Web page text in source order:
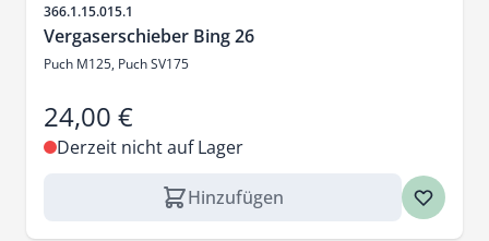
Artikelnr.
366.1.15.015.1
Vergaserschieber Bing 26
Puch M125, Puch SV175
24,00 €
Derzeit nicht auf Lager
Hinzufügen